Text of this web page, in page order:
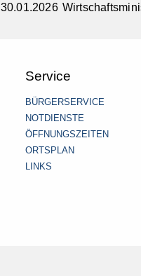
30.01.2026
Service
BÜRGERSERVICE
NOTDIENSTE
ÖFFNUNGSZEITEN
ORTSPLAN
LINKS